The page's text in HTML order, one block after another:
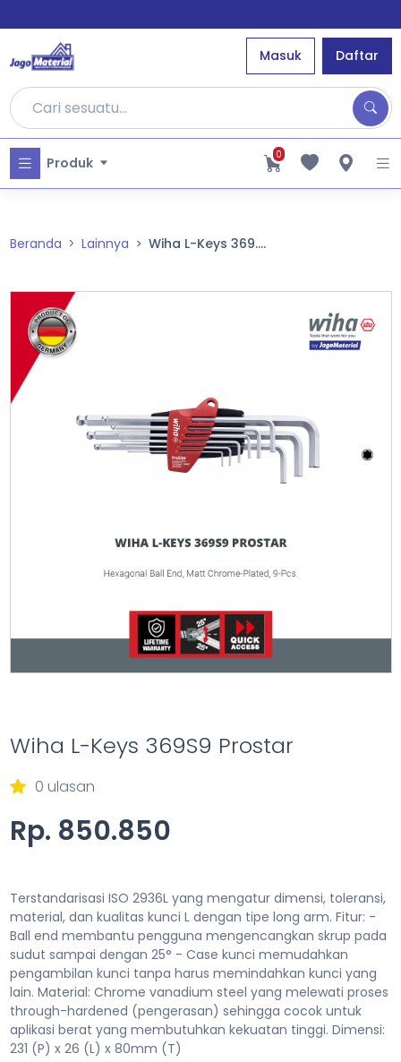
Masuk Daftar
Produk 0
Beranda Lainnya Wiha L-Keys 369....
Wiha L-Keys 369S9 Prostar
0 ulasan
Rp. 850.850
Terstandarisasi ISO 2936L yang mengatur dimensi, toleransi,
material, dan kualitas kunci L dengan tipe long arm. Fitur: -
Ball end membantu pengguna mengencangkan skrup pada
sudut sampai dengan 25° - Case kunci memudahkan
pengambilan kunci tanpa harus memindahkan kunci yang
lain. Material: Chrome vanadium steel yang melewati proses
through-hardened (pengerasan) sehingga cocok untuk
aplikasi berat yang membutuhkan kekuatan tinggi. Dimensi:
231 (P) x 26 (L) x 80mm (T)